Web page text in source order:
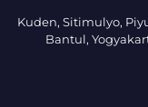
Kuden, Sitimulyo,
Bantul,